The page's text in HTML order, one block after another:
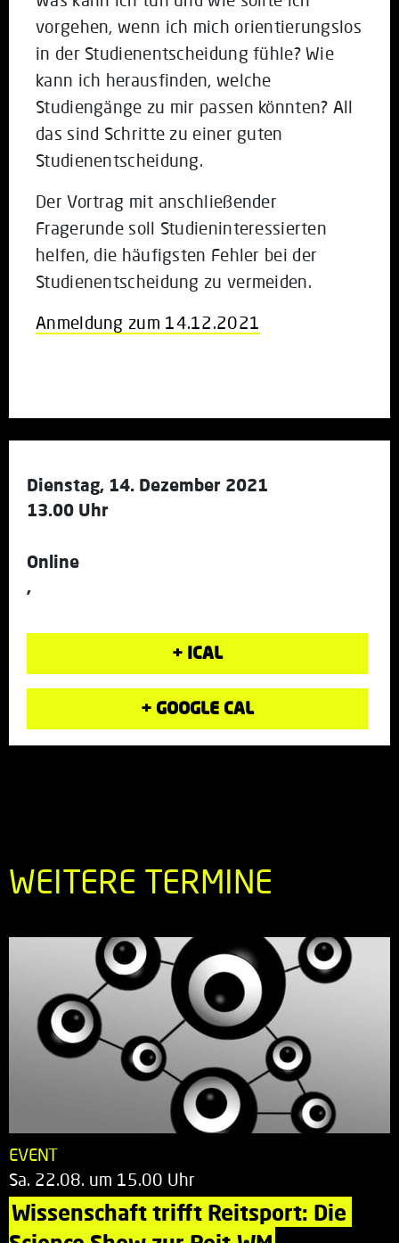
vorgehen, wenn ich mich orientierungslos
in der Studienentscheidung fühle? Wie
kann ich herausfinden, welche
Studiengänge zu mir passen könnten? All
das sind Schritte zu einer guten
Studienentscheidung.
Der Vortrag mit anschließender
Fragerunde soll Studieninteressierten
helfen, die häufigsten Fehler bei der
Studienentscheidung zu vermeiden.
Anmeldung zum 14.12.2021
Dienstag, 14. Dezember 2021
13.00 Uhr
Online
,
+ ICAL
+ GOOGLE CAL
WEITERE TERMINE
EVENT
Sa. 22.08. um 15.00 Uhr
Wissenschaft trifft Reitsport: Die